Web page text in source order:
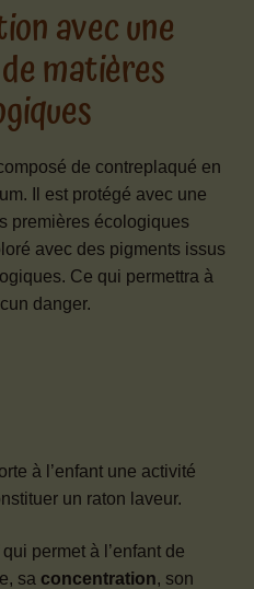
avec une
matières
de contreplaqué en
Il est protégé avec une
premières écologiques
avec des pigments issus
Ce qui permettra à
danger.
à l’enfant une activité
un raton laveur.
permet à l’enfant de
sa concentration, son